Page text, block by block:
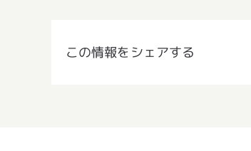
この情報をシェアする